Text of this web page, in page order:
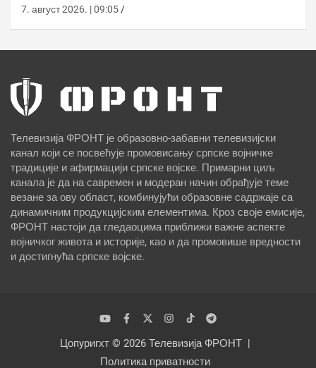
7. август 2026. | 09:05
Телевизија ФРОНТ је образовно-забавни телевизијски
канал који се посвећује промовисању српске војничке
традиције и афирмацији српске војске. Примарни циљ
канала је да на савремен и модеран начин обрађује теме
везане за ову област, комбинујући образовне садржаје са
динамичним продукцијским елементима. Кроз своје емисије,
ФРОНТ настоји да гледаоцима приближи важне аспекте
војничког живота и историје, као и да промовише вредности
и достигнућа српске војске.
Цопyригхт © 2026 Телевизија ФРОНТ
Политика приватности